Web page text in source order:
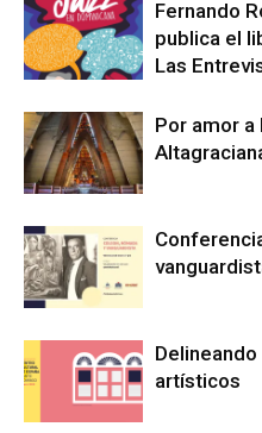
Fernando
publica el
Las
Por amor a
artísticos